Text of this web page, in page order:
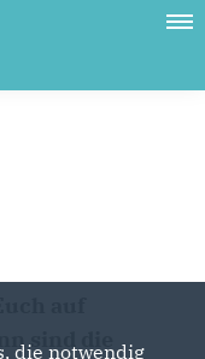
auf
sind die
die notwendig